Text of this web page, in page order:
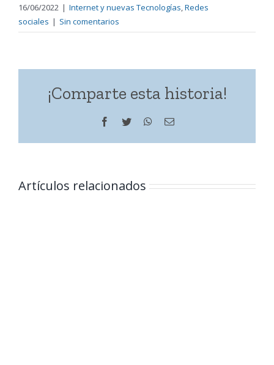
16/06/2022 | Internet y nuevas Tecnologías,Redes
sociales | Sin comentarios
¡Comparte esta historia!
Facebook
Twitter WhatsApp
Correo
Artículos relacionados